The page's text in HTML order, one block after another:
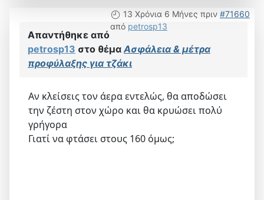
13 Χρόνια 6 Μήνες πριν #71660
από petrosp13
Απαντήθηκε από
petrosp13 στο θέμα Ασφάλεια & μέτρα
προφύλαξης για τζάκι
Αν κλείσεις τον άερα εντελώς, θα αποδώσει
την ζέστη στον χώρο και θα κρυώσει πολύ
γρήγορα
Γιατί να φτάσει στους 160 όμως;